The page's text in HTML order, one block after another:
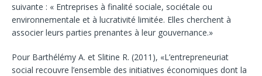
suivante : « Entreprises à finalité sociale, sociétale ou
environnementale et à lucrativité limitée. Elles cherchent à
associer leurs parties prenantes à leur gouvernance.»
Pour Barthélémy A. et Slitine R. (2011), «L’entrepreneuriat
social recouvre l’ensemble des initiatives économiques dont la